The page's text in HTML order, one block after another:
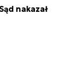
nakazał